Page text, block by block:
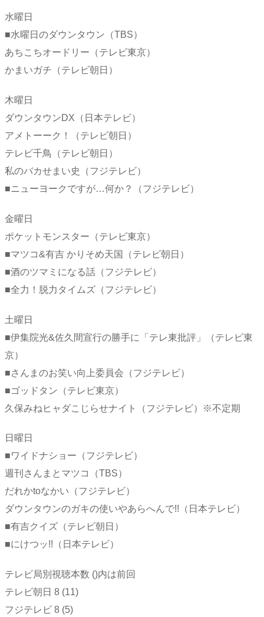
水曜日
■水曜日のダウンタウン（TBS）
あちこちオードリー（テレビ東京）
かまいガチ（テレビ朝日）
木曜日
ダウンタウンDX（日本テレビ）
アメトーーク！（テレビ朝日）
テレビ千鳥（テレビ朝日）
私のバカせまい史（フジテレビ）
■ニューヨークですが…何か？（フジテレビ）
金曜日
ポケットモンスター（テレビ東京）
■マツコ&有吉 かりそめ天国（テレビ朝日）
■酒のツマミになる話（フジテレビ）
■全力！脱力タイムズ（フジテレビ）
土曜日
■伊集院光&佐久間宣行の勝手に「テレ東批評」（テレビ東
京）
■さんまのお笑い向上委員会（フジテレビ）
■ゴッドタン（テレビ東京）
久保みねヒャダこじらせナイト（フジテレビ）※不定期
日曜日
■ワイドナショー（フジテレビ）
週刊さんまとマツコ（TBS）
だれかtoなかい（フジテレビ）
ダウンタウンのガキの使いやあらへんで!!（日本テレビ）
■有吉クイズ（テレビ朝日）
■にけつッ!!（日本テレビ）
テレビ局別視聴本数 ()内は前回
テレビ朝日 8 (11)
フジテレビ 8 (5)